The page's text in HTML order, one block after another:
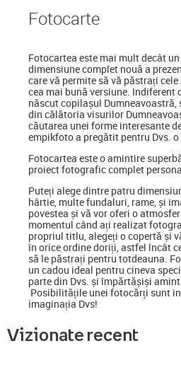
Fotocarte
Fotocartea este mai mult decât
dimensiune complet nouă a
care vă permite să vă păstrați
cea mai bună versiune. Indiferent
născut copilașul
din călătoria visurilor
căutarea unei forme interesante
empikfoto a pregătit pentru Dvs.
Fotocartea este o amintire
proiect fotografic complet
Puteți alege dintre patru
hârtie, multe fundaluri, rame, și
povestea și vă vor oferi o
momentul când ați realizat
propriul titlu, alegeți o copertă și
în orice ordine doriți, astfel încât
să le păstrați pentru totdeauna.
un cadou ideal pentru cineva
parte din Dvs. și împărtășiși
Posibilitățile unei fotocărți sunt
imaginația Dvs!
Vizionate recent